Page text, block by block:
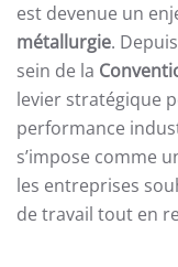
est devenue un
métallurgie.
sein de la
levier stratégique
performance
s’impose comme
les entreprises
de travail tout en